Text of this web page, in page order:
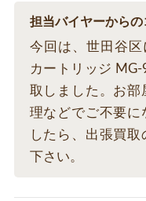
担当バイヤーからの
今回は、世田谷
カートリッジ
取しました。お部
理などでご不要に
したら、出張買
下さい。